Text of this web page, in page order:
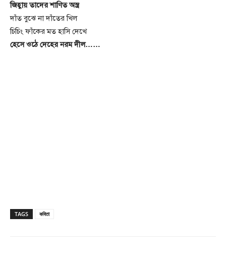
জিহ্বায় তাদের শাণিত অস্ত্র
দাঁত বুঝে না দাঁতের খিল
চিচিং ফাঁকের মত হাসি দেখে
হেসে ওঠে দেহের নরম দীল……
TAGS কবিতা